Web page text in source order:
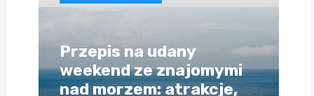
Przepis na udany
weekend ze znajomymi
nad morzem: atrakcje,